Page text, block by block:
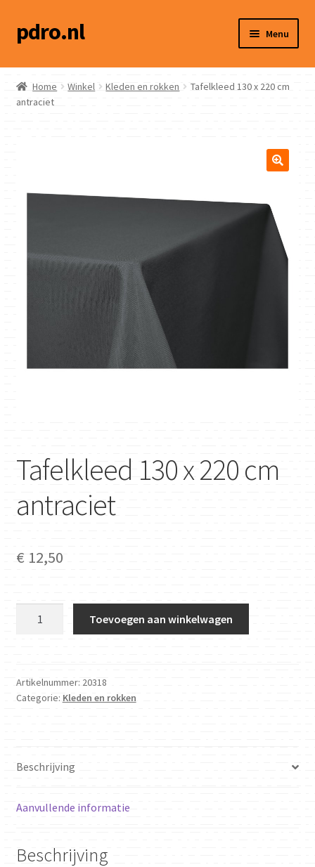
Ga
door
navigatie
Ga
naar
inhoud
pdro.nl Menu
Home
Winkel
Home Winkel Kleden en rokken
Tafelkleed 130 x 220 cm
antraciet
Tafelkleed 130 x 220 cm
antraciet
€ 12,50
cm
antraciet
Toevoegen aan winkelwagen
Artikelnummer: 20318
Categorie: Kleden en rokken
Beschrijving
Aanvullende informatie
Beschrijving